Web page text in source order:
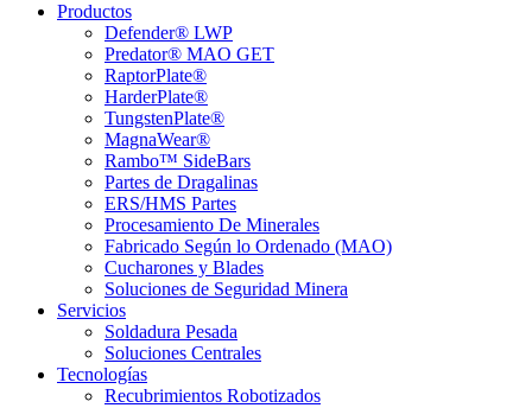
Productos
Defender® LWP
Predator® MAO GET
RaptorPlate®
HarderPlate®
TungstenPlate®
MagnaWear®
Rambo™ SideBars
Partes de Dragalinas
ERS/HMS Partes
Procesamiento De Minerales
Fabricado Según lo Ordenado (MAO)
Cucharones y Blades
Soluciones de Seguridad Minera
Servicios
Soldadura Pesada
Soluciones Centrales
Tecnologías
Recubrimientos Robotizados